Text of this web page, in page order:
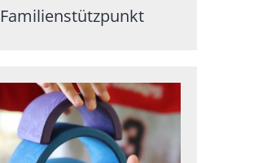
Familienstützpunkt